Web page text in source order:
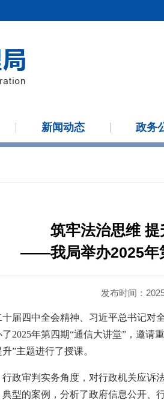
新闻动态 政务
筑牢法治思维
——我局举办2025年
发布时间：
届四中全会精神、习近平总书记对
2025年第四期“通信大讲堂”，邀
”主题进行了授课。
政审判实务角度，对行政机关应诉
型的案例，分析了政府信息公开